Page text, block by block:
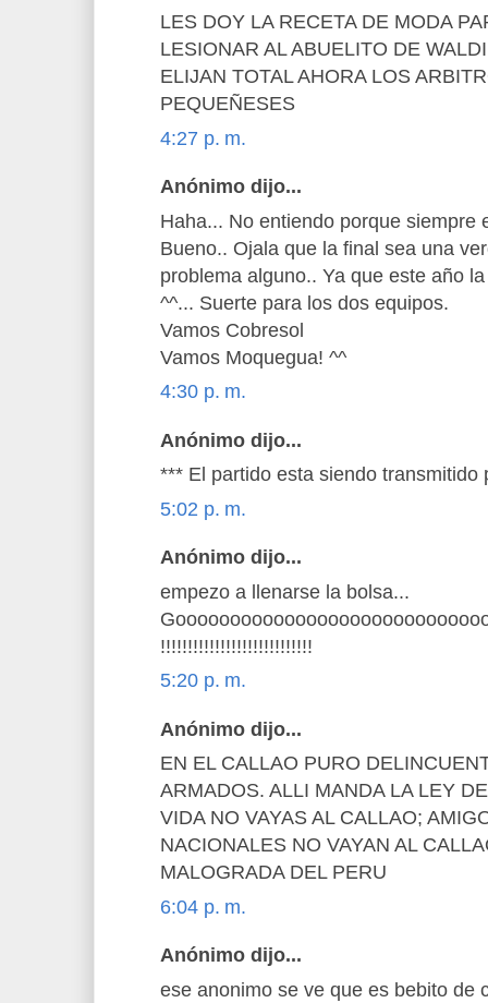
LES DOY LA RECETA DE MODA
LESIONAR AL ABUELITO DE
ELIJAN TOTAL AHORA LOS
PEQUEÑESES
4:27 p. m.
Anónimo dijo...
Haha... No entiendo porque siempre
Bueno.. Ojala que la final sea una
problema alguno.. Ya que este año
^^... Suerte para los dos equipos.
Vamos Cobresol
Vamos Moquegua! ^^
4:30 p. m.
Anónimo dijo...
*** El partido esta siendo transmitido
5:02 p. m.
Anónimo dijo...
empezo a llenarse la bolsa...
!!!!!!!!!!!!!!!!!!!!!!!!!!!!
5:20 p. m.
Anónimo dijo...
EN EL CALLAO PURO
ARMADOS. ALLI MANDA LA LEY
VIDA NO VAYAS AL CALLAO;
NACIONALES NO VAYAN AL
MALOGRADA DEL PERU
6:04 p. m.
Anónimo dijo...
ese anonimo se ve que es bebito de